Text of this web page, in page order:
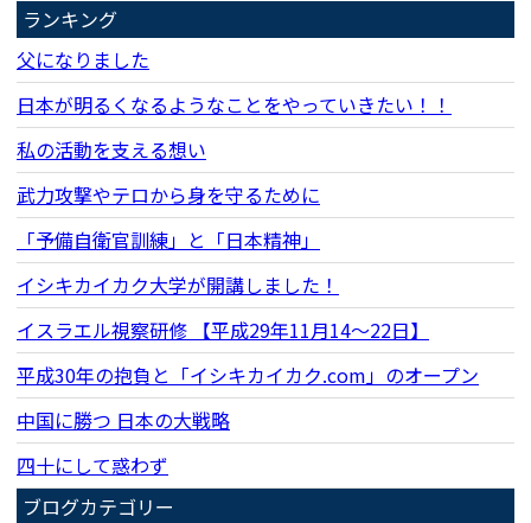
ランキング
父になりました
日本が明るくなるようなことをやっていきたい！！
私の活動を支える想い
武力攻撃やテロから身を守るために
「予備自衛官訓練」と「日本精神」
イシキカイカク大学が開講しました！
イスラエル視察研修 【平成29年11月14〜22日】
平成30年の抱負と「イシキカイカク.com」のオープン
中国に勝つ 日本の大戦略
四十にして惑わず
ブログカテゴリー